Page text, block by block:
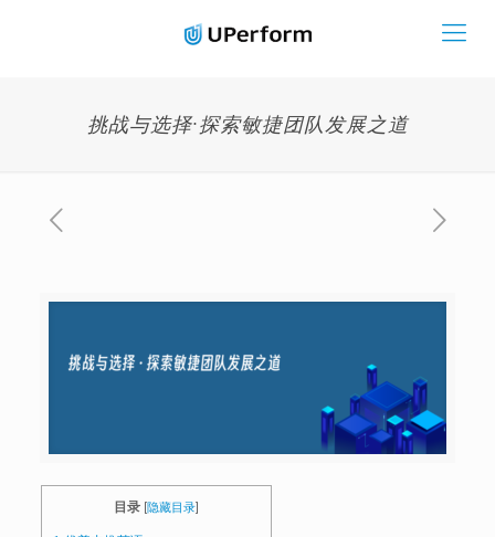
挑战与选择·探索敏捷团队发展之道
目录 [隐藏目录]